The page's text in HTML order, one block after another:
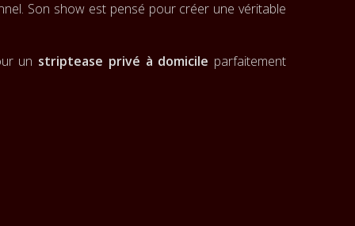
Son show est pensé pour créer une véritable
un striptease privé à domicile parfaitement